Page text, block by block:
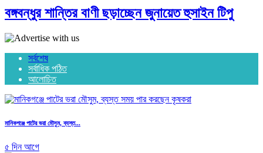
বঙ্গবন্ধুর শান্তির বাণী ছড়াচ্ছেন জুনায়েত হুসাইন টিপু
সর্বশেষ
সর্বাধিক পঠিত
আলোচিত
মানিকগঞ্জে পাটের ভরা মৌসুম, ব্যস্ত...
৫ দিন আগে